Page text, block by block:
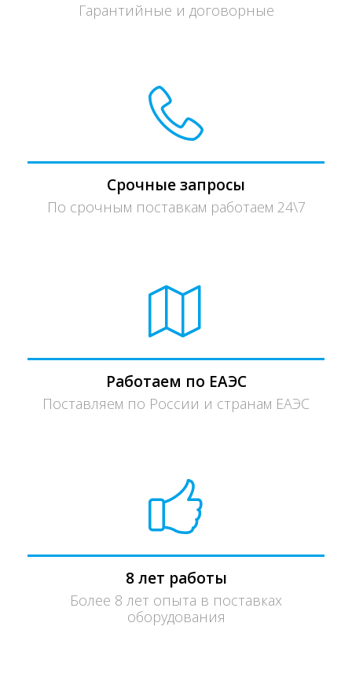
Гарантийные и договорные
Срочные запросы
По срочным поставкам работаем 24\7
Работаем по ЕАЭС
Поставляем по России и странам ЕАЭС
8 лет работы
Более 8 лет опыта в поставках
оборудования